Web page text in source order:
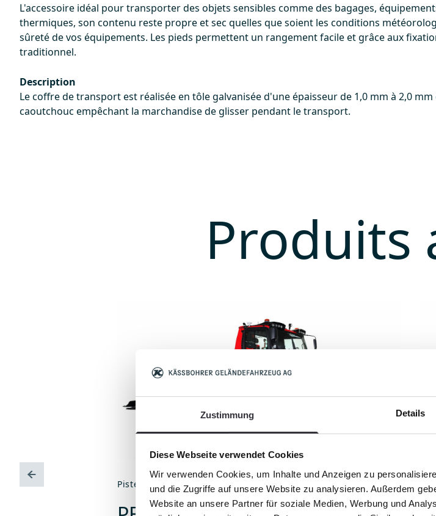
Zustimmung Details
Diese Webseite verwendet Cookies
Wir verwenden Cookies, um Inhalte und Anzeigen zu
und die Zugriffe auf unsere Website zu analysieren. Außerdem
Website an unsere Partner für soziale Medien, Werbung und
L'accessoire idéal pour transporter des objets sensibles comme des bagages,
thermiques, son contenu reste propre et sec quelles que soient les conditions
sûreté de vos équipements. Les pieds permettent un rangement facile et grâce aux
traditionnel.
Description
Le coffre de transport est réalisée en tôle galvanisée d'une épaisseur de 1,0 mm à 2,0
caoutchouc empêchant la marchandise de glisser pendant le transport.
Produits
PistenBully